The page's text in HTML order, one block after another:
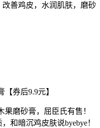
善鸡皮，水润肌肤，磨砂
券后9.9元】
磨砂膏，屈臣氏有售！
和暗沉鸡皮肤说byebye！